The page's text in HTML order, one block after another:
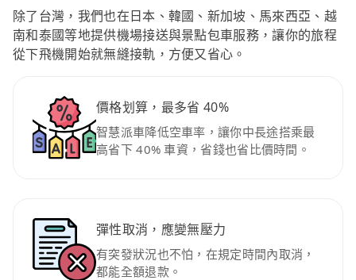
除了台灣，我們也在日本、韓國、新加坡、馬來西亞、越
南和泰國等地提供機場接送與景點包車服務，讓你的旅程
從下飛機開始就無縫接軌，方便又省心。
價格划算，最多省 40%
智慧派車降低空車率，讓你中長途搭乘最
高省下 40% 車資，省錢也省比價時間。
彈性取消，應變無壓力
有突發狀況也不怕，在規定時間內取消，
都能全額退款。